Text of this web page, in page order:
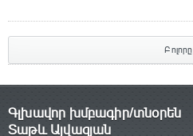
Բոլորը
Գլխավոր խմբագիր/տնօրեն
Տաթև Այվազյան